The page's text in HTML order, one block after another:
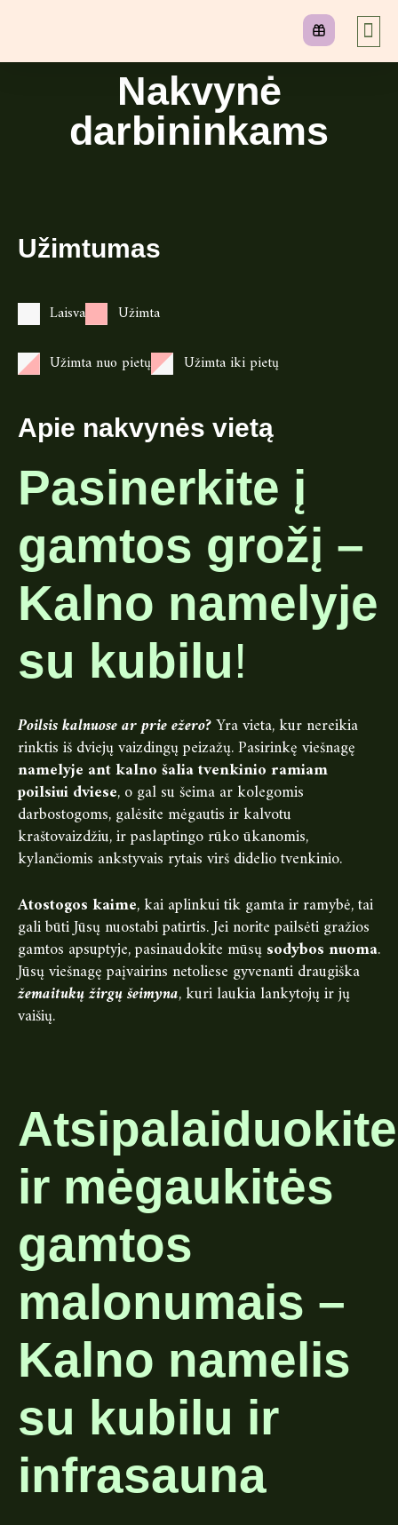
Nakvynė
darbininkams
Užimtumas
Laisva
Užimta
Užimta nuo pietų
Užimta iki pietų
Apie nakvynės vietą
Pasinerkite į
gamtos grožį –
Kalno namelyje
su kubilu!
Poilsis kalnuose ar prie ežero?Yra vieta, kur nereikia
rinktis iš dviejų vaizdingų peizažų. Pasirinkę viešnagę
namelyje ant kalno šalia tvenkinio ramiam
poilsiui dviese, o gal su šeima ar kolegomis
darbostogoms, galėsite mėgautis ir kalvotu
kraštovaizdžiu, ir paslaptingo rūko ūkanomis,
kylančiomis ankstyvais rytais virš didelio tvenkinio.
Atostogos kaime, kai aplinkui tik gamta ir ramybė, tai
gali būti Jūsų nuostabi patirtis. Jei norite pailsėti gražios
gamtos apsuptyje, pasinaudokite mūsųsodybos nuoma.
Jūsų viešnagę paįvairins netoliese gyvenanti draugiška
žemaitukų žirgų šeimyna, kuri laukia lankytojų ir jų
vaišių.
Atsipalaiduokite
ir mėgaukitės
gamtos
malonumais –
Kalno namelis
su kubilu ir
infrasauna